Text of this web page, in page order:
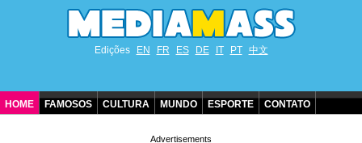
Edições EN FR ES DE IT PT 中文
HOME FAMOSOS CULTURA MUNDO ESPORTE CONTATO